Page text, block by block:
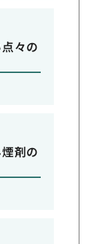
々の
剤の